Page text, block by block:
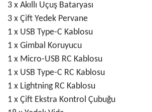
3 x Akıllı Uçuş Bataryası
3 x Çift Yedek Pervane
1 x USB Type-C Kablosu
1 x Gimbal Koruyucu
1 x Micro-USB RC Kablosu
1 x USB Type-C RC Kablosu
1 x Lightning RC Kablosu
1 x Çift Ekstra Kontrol Çubuğu